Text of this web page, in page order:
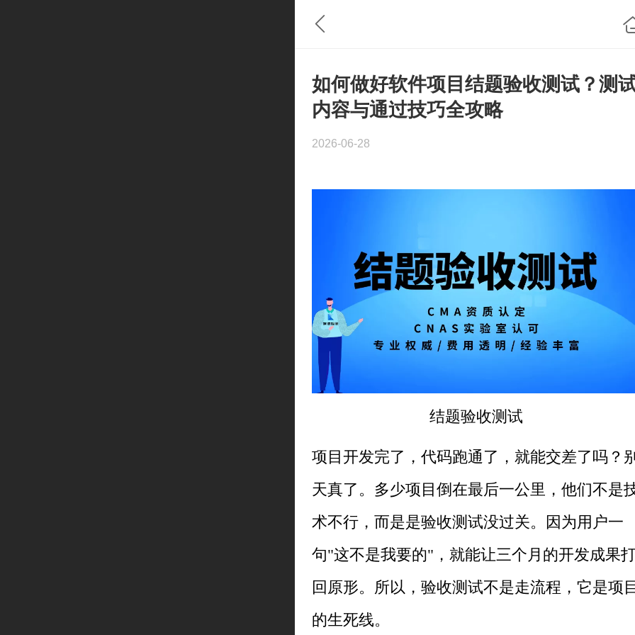
如何做好软件项目结题验收测试？测
内容与通过技巧全攻略
2026-06-28
结题验收测试
项目开发完了，代码跑通了，就能交差了吗？
天真了。多少项目倒在最后一公里，他们不是
术不行，而是是验收测试没过关。因为用户一
句"这不是我要的"，就能让三个月的开发成果
回原形。所以，验收测试不是走流程，它是项
的生死线。